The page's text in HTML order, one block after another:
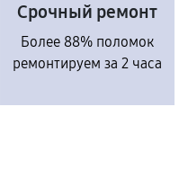
Срочный ремонт
Более 88% поломок
ремонтируем за 2 часа